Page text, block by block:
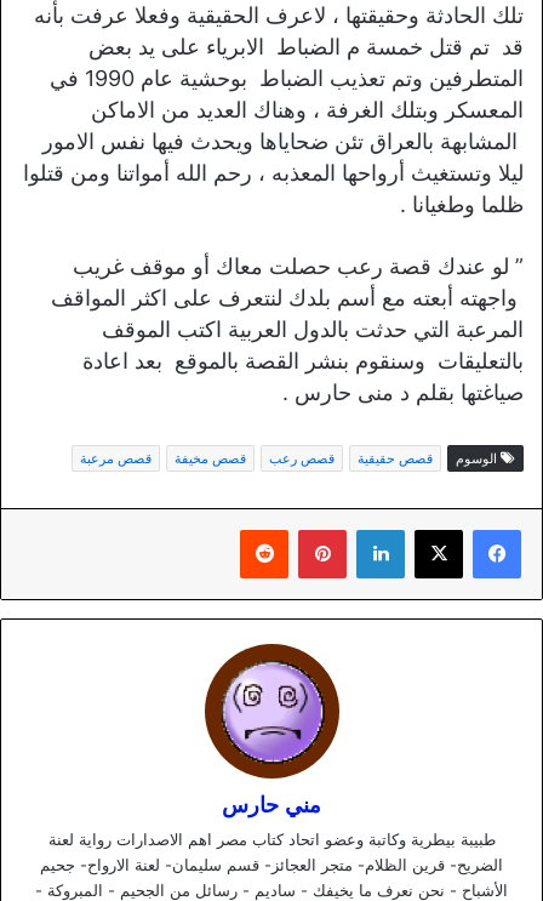
تلك الحادثة وحقيقتها ، لاعرف الحقيقية وفعلا عرفت بأنه
قد تم قتل خمسة م الضباط الابرياء على يد بعض
المتطرفين وتم تعذيب الضباط بوحشية عام 1990 في
المعسكر وبتلك الغرفة ، وهناك العديد من الاماكن
المشابهة بالعراق تئن ضحاياها ويحدث فيها نفس الامور
ليلا وتستغيث أرواحها المعذبه ، رحم الله أمواتنا ومن قتلوا
ظلما وطغيانا .
” لو عندك قصة رعب حصلت معاك أو موقف غريب
واجهته أبعته مع أسم بلدك لنتعرف على اكثر المواقف
المرعبة التي حدثت بالدول العربية اكتب الموقف
بالتعليقات وسنقوم بنشر القصة بالموقع بعد اعادة
صياغتها بقلم د منى حارس .
الوسوم قصص حقيقية قصص رعب قصص مخيفة قصص مرعبة
لينكدإن بينتيريست
مني حارس
طبيبة بيطرية وكاتبة وعضو اتحاد كتاب مصر اهم الاصدارات رواية لعنة
الضريح- قرين الظلام- متجر العجائز- قسم سليمان- لعنة الارواح- جحيم
الأشباح - نحن نعرف ما يخيفك - ساديم - رسائل من الجحيم - المبروكة -